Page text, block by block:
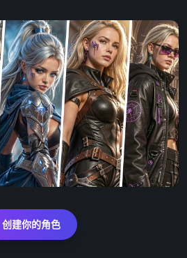
创建你的角色